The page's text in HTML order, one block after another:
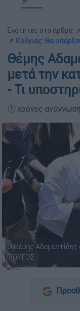
Ενότητες στο άρθρο:
📌 Κούγιας: Θα
Θέμης
μετά την
- Τι
🕛 χρόνος
Ο Θέμης Αδαμαντίδης
ΓΙΩΡΓΟΣ